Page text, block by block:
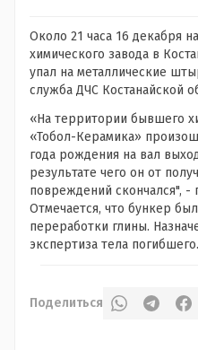
Около 21 часа 16 декабря
химического завода в
упал на металлические
служба ДЧС Костанайской
«На территории бывшего
«Тобол-Керамика»
года рождения на вал
результате чего он от
повреждений скончался", -
Отмечается, что бункер
переработки глины.
экспертиза тела погибшего.
Поделиться